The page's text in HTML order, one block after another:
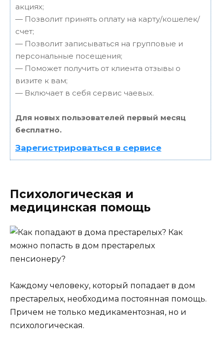
акциях;
— Позволит принять оплату на карту/кошелек/
счет;
— Позволит записываться на групповые и
персональные посещения;
— Поможет получить от клиента отзывы о
визите к вам;
— Включает в себя сервис чаевых.
Для новых пользователей первый месяц
бесплатно.
Зарегистрироваться в сервисе
Психологическая и
медицинская помощь
Каждому человеку, который попадает в дом
престарелых, необходима постоянная помощь.
Причем не только медикаментозная, но и
психологическая.